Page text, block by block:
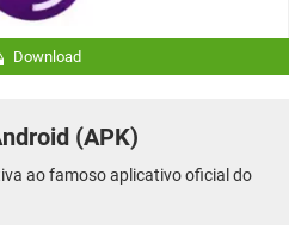
Download
(APK)
ao famoso aplicativo oficial do